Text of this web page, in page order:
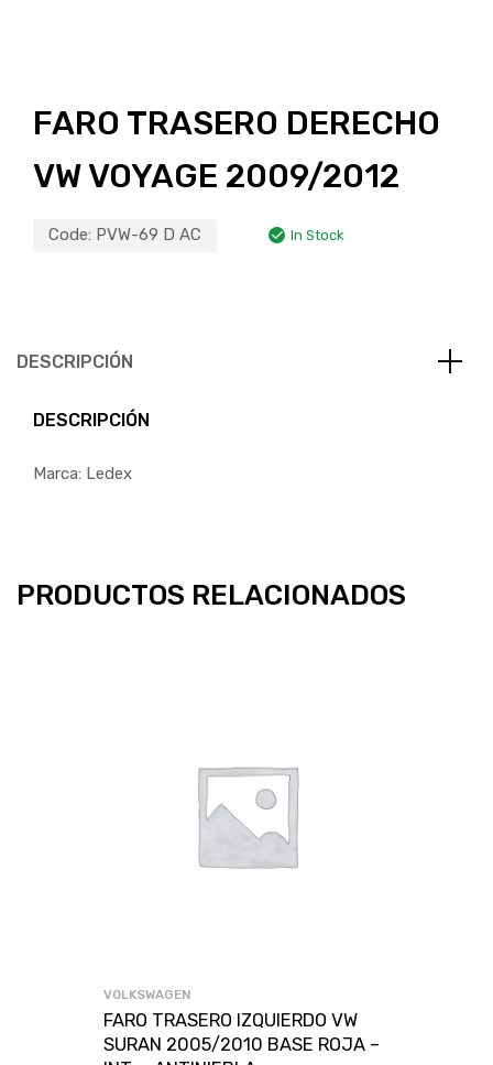
FARO TRASERO DERECHO
VW VOYAGE 2009/2012
Code: PVW-69 D AC In Stock
DESCRIPCIÓN
DESCRIPCIÓN
Marca: Ledex
PRODUCTOS RELACIONADOS
VOLKSWAGEN
FARO TRASERO IZQUIERDO VW
SURAN 2005/2010 BASE ROJA –